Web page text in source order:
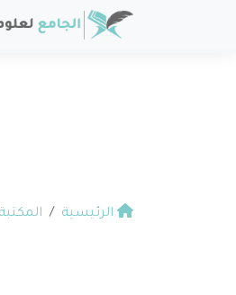
الرئيسية